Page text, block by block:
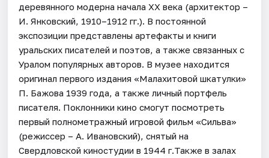
деревянного модерна начала XX века (архитектор –
И. Янковский, 1910–1912 гг.). В постоянной
экспозиции представлены артефакты и книги
уральских писателей и поэтов, а также связанных с
Уралом популярных авторов. В музее находится
оригинал первого издания «Малахитовой шкатулки»
П. Бажова 1939 года, а также личный портфель
писателя. Поклонники кино смогут посмотреть
первый полнометражный игровой фильм «Сильва»
(режиссер – А. Ивановский), снятый на
Свердловской киностудии в 1944 г.Также в залах